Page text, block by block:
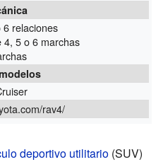
6 relaciones
4, 5 o 6 marchas
rav4/
deportivo utilitario (SUV)